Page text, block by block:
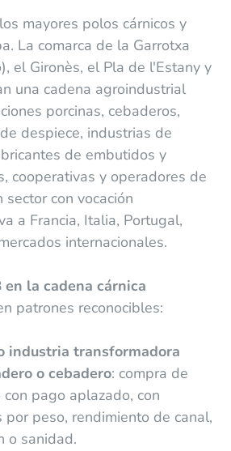
mayores polos cárnicos y
La comarca de la Garrotxa
el Gironès, el Pla de l'Estany y
una cadena agroindustrial
porcinas, cebaderos,
despiece, industrias de
de embutidos y
cooperativas y operadores de
sector con vocación
a Francia, Italia, Portugal,
internacionales.
en la cadena cárnica
patrones reconocibles:
industria transformadora
o cebadero: compra de
pago aplazado, con
por peso, rendimiento de canal,
o sanidad.